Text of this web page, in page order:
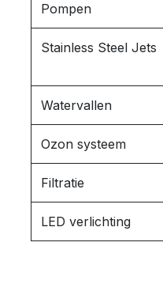
Pompen
Stainless Steel Jets
Watervallen
Ozon systeem
Filtratie
LED verlichting